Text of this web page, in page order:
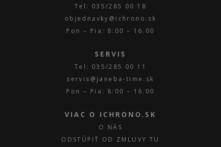
Tel: 035/285 00 18
objednavky@ichrono.sk
Pon – Pia: 8:00 – 16.00
SERVIS
Tel: 035/285 00 11
servis@janeba-time.sk
Pon – Pia: 8:00 – 16.00
VIAC O ICHRONO.SK
O NÁS
ODSTÚPIŤ OD ZMLUVY TU